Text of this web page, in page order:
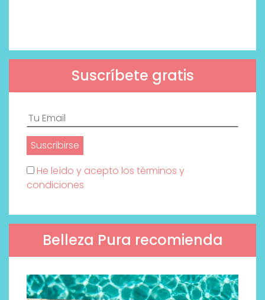
Suscríbete gratis
He leído y acepto los términos y
condiciones
Belleza Pura recomienda